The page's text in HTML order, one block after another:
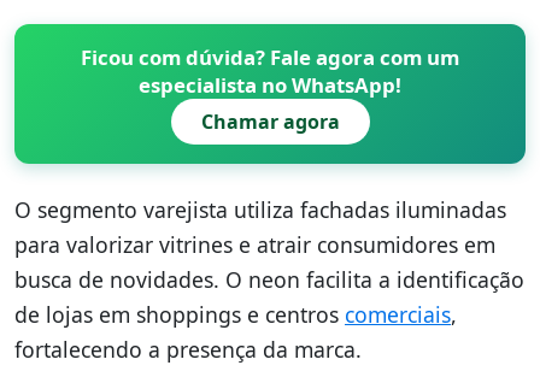
Ficou com dúvida? Fale agora com um
especialista no WhatsApp!
Chamar agora
O segmento varejista utiliza fachadas iluminadas
para valorizar vitrines e atrair consumidores em
busca de novidades. O neon facilita a identificação
de lojas em shoppings e centros comerciais,
fortalecendo a presença da marca.